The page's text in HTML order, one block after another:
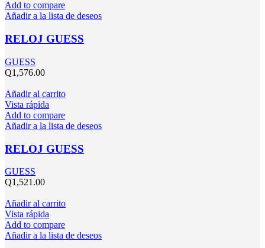
Add to compare
Añadir a la lista de deseos
RELOJ GUESS
GUESS
Q1,576.00
Añadir al carrito
Vista rápida
Add to compare
Añadir a la lista de deseos
RELOJ GUESS
GUESS
Q1,521.00
Añadir al carrito
Vista rápida
Add to compare
Añadir a la lista de deseos